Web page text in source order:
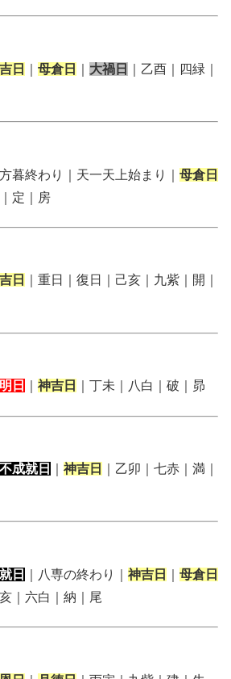
日 母倉日 大禍日
｜乙酉｜四緑｜
方暮終わり｜天一天上始まり｜ 母倉日
定｜房
日
｜重日｜復日｜己亥｜九紫｜開｜
日 神吉日 ｜丁未｜八白｜破｜昴
不成就日 神吉日
｜乙卯｜七赤｜満｜
日 ｜八専の終わり｜ 神吉日
母倉日
亥｜六白｜納｜尾